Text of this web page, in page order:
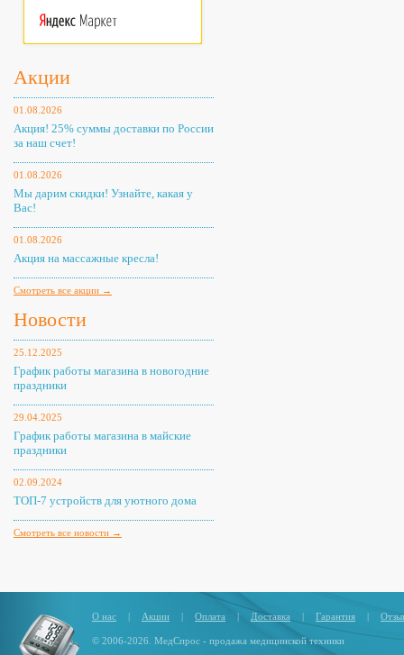
Акции
01.08.2026
Акция! 25% суммы доставки по России
за наш счет!
01.08.2026
Мы дарим скидки! Узнайте, какая у
Вас!
01.08.2026
Акция на массажные кресла!
Смотреть все акции →
Новости
25.12.2025
График работы магазина в новогодние
праздники
29.04.2025
График работы магазина в майские
праздники
02.09.2024
ТОП-7 устройств для уютного дома
Смотреть все новости →
О нас | Акции | Оплата | Доставка | Гарантия |
© 2006-2026. МедСпрос - продажа медицинской техники